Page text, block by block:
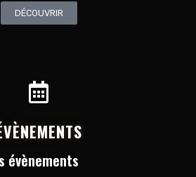
DÉCOUVRIR
évènements